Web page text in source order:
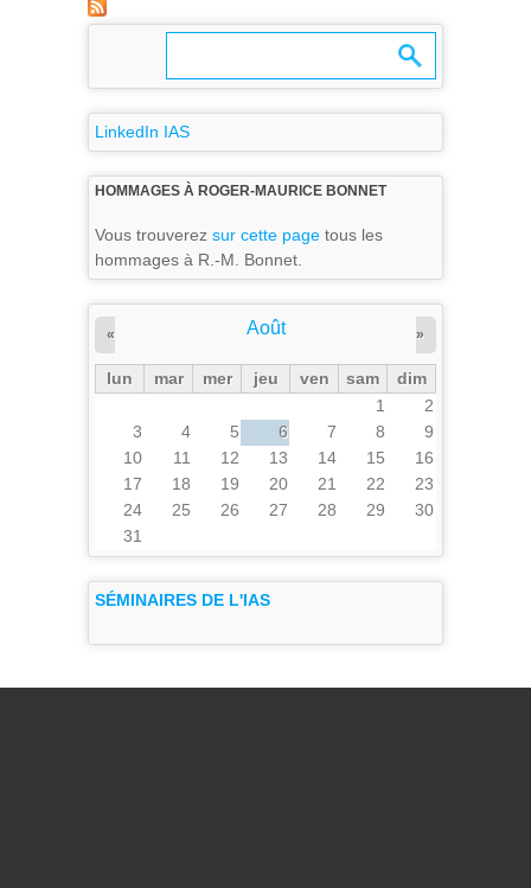
LinkedIn IAS
HOMMAGES À ROGER-MAURICE BONNET
Vous trouverez sur cette page tous les
hommages à R.-M. Bonnet.
Août
« »
lun mar mer jeu ven sam
dim
1
2
3
4 5 6 7 8
9
10
11 12 13 14 15
16
17
18 19 20 21 22
23
24
25 26 27 28 29
30
31
SÉMINAIRES DE L'IAS